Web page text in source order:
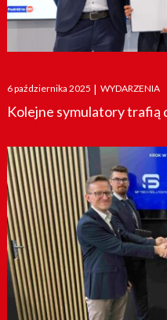
Posted
on
6 października 2025 | WYDARZENIA
Kolejne symulatory trafią